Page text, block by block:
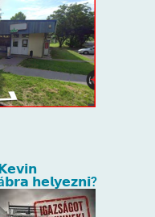
𝗵𝗲𝗹𝘆𝗲𝘇𝗻𝗶?